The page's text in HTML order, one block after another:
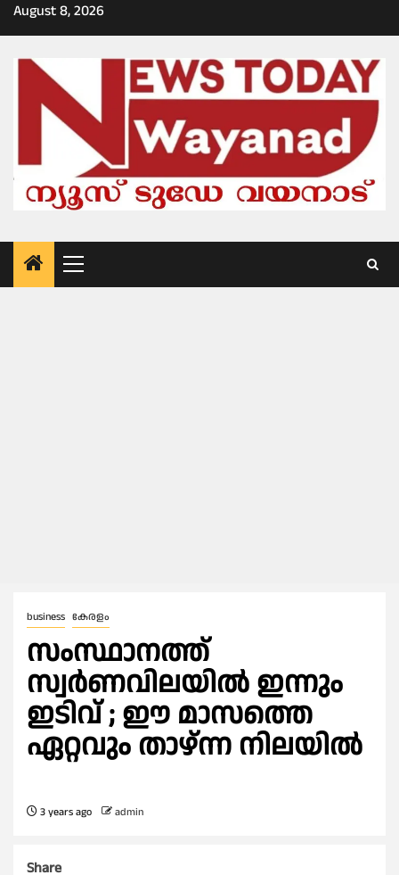
Skip
to
August 8, 2026
Primary
Menu
business കേരളം
സംസ്ഥാനത്ത്
സ്വർണവിലയിൽ ഇന്നും
ഇടിവ് ; ഈ മാസത്തെ
ഏറ്റവും താഴ്ന്ന നിലയിൽ
3 years ago admin
Share